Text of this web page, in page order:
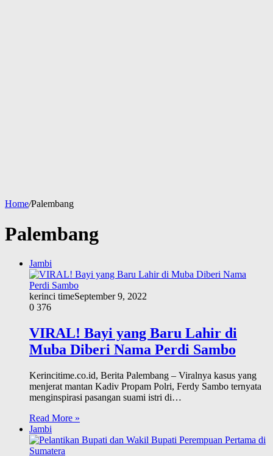
Home/Palembang
Palembang
Jambi
kerinci timeSeptember 9, 2022
0 376
VIRAL! Bayi yang Baru Lahir di
Muba Diberi Nama Perdi Sambo
Kerincitime.co.id, Berita Palembang – Viralnya kasus yang
menjerat mantan Kadiv Propam Polri, Ferdy Sambo ternyata
menginspirasi pasangan suami istri di…
Read More »
Jambi